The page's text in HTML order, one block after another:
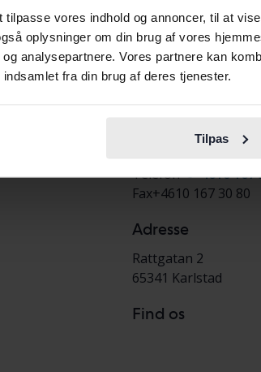
tilpasse vores indhold og annoncer, til at
oplysninger om din brug af vores
analysepartnere. Vores partnere kan
fra din brug af deres tjenester.
Tilpas
W.30–32: kun åbent
Book din tid i
Telefon
+4610 167
Fax+4610 167 30 80
Adresse
Rattgatan 2
65341 Karlstad
Find os